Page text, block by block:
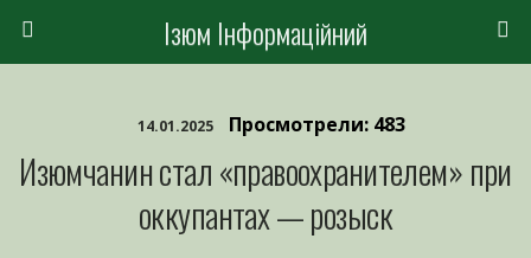
Ізюм Інформаційний
14.01.2025 Просмотрели: 483
Изюмчанин стал «правоохранителем» при
оккупантах — розыск